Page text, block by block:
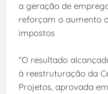
a geração de
reforçam o aumento
impostos
“O resultado
à reestruturação da
Projetos, aprovada